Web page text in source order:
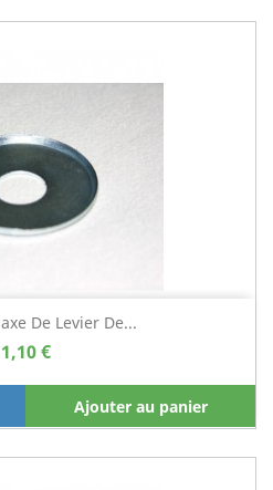
De Levier De...
1,10 €
Ajouter au panier